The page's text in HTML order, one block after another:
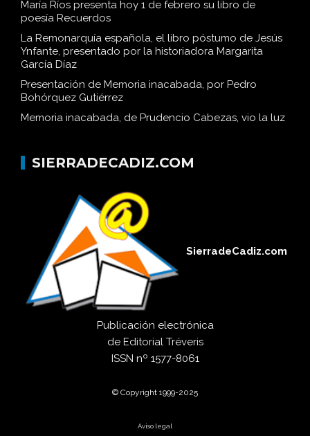
María Ríos presenta hoy 1 de febrero su libro de
poesía Recuerdos
La Remonarquía española, el libro póstumo de Jesús
Ynfante, presentado por la historiadora Margarita
García Díaz
Presentación de Memoria inacabada, por Pedro
Bohórquez Gutiérrez
Memoria inacabada, de Prudencio Cabezas, vio la luz
SIERRADECADIZ.COM
SierradeCadiz.com
Publicación electrónica
de Editorial Tréveris
ISSN nº 1577-8061
© Copyright 1999-2025
Aviso legal